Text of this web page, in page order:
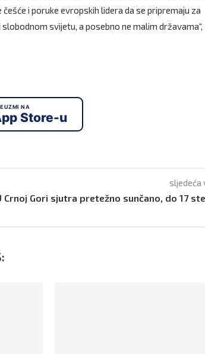
i poruke evropskih lidera da se pripremaju za
svijetu, a posebno ne malim državama“,
NA
Store-u
sljedeća
Crnoj Gori sjutra pretežno sunčano, do 17